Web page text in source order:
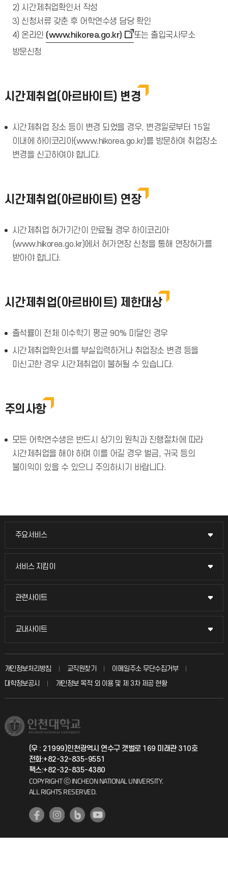
2) 시간제취업확인서 작성
3) 신청서류 갖춘 후 어학연수생 담당 확인
4) 온라인 (www.hikorea.go.kr)
또는 출입국사무소
방문신청
시간제취업(아르바이트) 변경
시간제취업 장소 등이 변경 되었을 경우, 변경일로부터 15일
이내에 하이코리아(www.hikorea.go.kr)를 방문하여 취업장소
변경을 신고하여야 합니다.
시간제취업(아르바이트) 연장
시간제취업 허가기간이 만료될 경우 하이코리아
(www.hikorea.go.kr)에서 허가연장 신청을 통해 연장허가를
받아야 합니다.
시간제취업(아르바이트) 제한대상
출석률이 전체 이수학기 평균 90% 미달인 경우
시간제취업확인서를 부실입력하거나 취업장소 변경 등을
미신고한 경우 시간제취업이 불허될 수 있습니다.
주의사항
모든 어학연수생은 반드시 상기의 원칙과 진행절차에 따라
시간제취업을 해야 하며 이를 어길 경우 벌금, 귀국 등의
불이익이 있을 수 있으니 주의하시기 바랍니다.
주요서비스
주요서비스
교무회의방송
입학안내
취업정보(학생)
서비스 지킴이
서비스 지킴이
묻고 답하기
칭찬마당
학생서비스 지킴이
관련사이트
관련사이트
국방헬프콜
총동문회
교내사이트
교내사이트
교수회
교육혁신본부
국제지원과
공자아카데미
기초교육원
공학교육혁신센터
개인정보처리방침 교직원찾기
이메일주소 무단수집거부
대학정보공시
개인정보 목적 외 이용 및 제 3차 제공 현황
(우 : 21999)인천광역시 연수구 갯벌로 169 미래관 310호
전화:+82-32-835-9551
팩스:+82-32-835-4380
COPYRIGHT ⓒ INCHEON NATIONAL UNIVERSITY.
ALL RIGHTS RESERVED.